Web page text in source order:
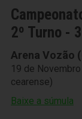
2º Turno -
Arena Vozão
19 de
cearense)
Baixe a súmula